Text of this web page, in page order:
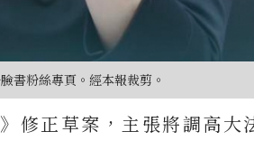
書粉絲專頁。經本報裁剪。
修正草案，主張將調高大